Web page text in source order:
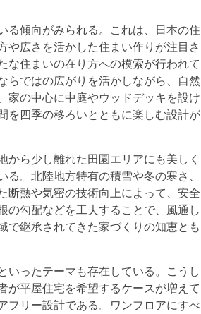
る傾向がみられる。これは、日本の住
や広さを活かした住まい作りが注目さ
な住まいの在り方への模索が行われて
らではの広がりを活かしながら、自然
家の中心に中庭やウッドデッキを設け
を四季の移ろいとともに楽しむ設計が
ら少し離れた田園エリアにも美しく
。北陸地方特有の積雪や冬の寒さ、
断熱や気密の技術向上によって、安全
の勾配などを工夫することで、風通し
で継承されてきた家づくりの知恵とも
いったテーマも存在している。こうし
が平屋住宅を希望するケースが増えて
フリー設計である。ワンフロアにすべ